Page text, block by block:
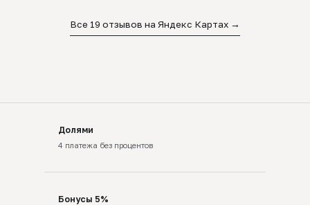
Все 19 отзывов на Яндекс Картах →
Долями
4 платежа без процентов
Бонусы 5%